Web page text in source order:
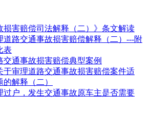
损害赔偿司法解释（二）》条文解读
道路交通事故损害赔偿解释（二）---附
表
交通事故损害赔偿典型案例
于审理道路交通事故损害赔偿案件适
解释（二）
过户，发生交通事故原车主是否需要